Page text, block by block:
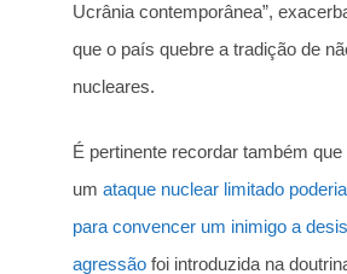
Ucrânia contemporânea”,
que o país quebre a tradição de
nucleares.
É pertinente recordar também
um ataque nuclear limitado
para convencer um inimigo a
agressão foi introduzida na